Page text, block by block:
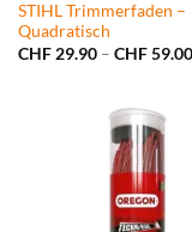
STIHL Trimmerfaden –
Quadratisch
CHF29.90 – CHF59.00